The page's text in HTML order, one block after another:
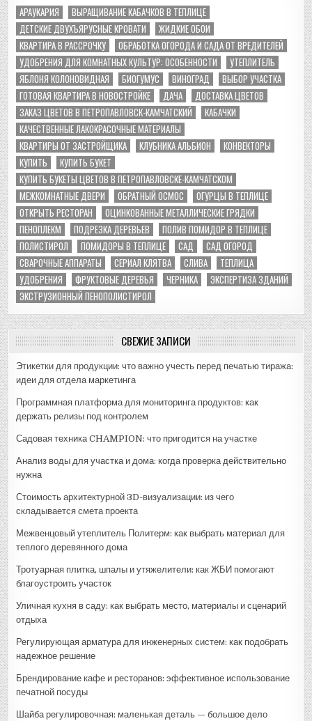
АРАУКАРИЯ
ВЫРАЩИВАНИЕ КАБАЧКОВ В ТЕПЛИЦЕ
ДЕТСКИЕ ДВУХЪЯРУСНЫЕ КРОВАТИ
ЖИДКИЕ ОБОИ
КВАРТИРА В РАССРОЧКУ
ОБРАБОТКА ОГОРОДА И САДА ОТ ВРЕДИТЕЛЕЙ
УДОБРЕНИЯ ДЛЯ КОМНАТНЫХ КУЛЬТУР: ОСОБЕННОСТИ
УТЕПЛИТЕЛЬ
ЯБЛОНЯ КОЛОНОВИДНАЯ
БИОГУМУС ВИНОГРАД
ВЫБОР УЧАСТКА
ГОТОВАЯ КВАРТИРА В НОВОСТРОЙКЕ
ДАЧА
ДОСТАВКА ЦВЕТОВ
ЗАКАЗ ЦВЕТОВ В ПЕТРОПАВЛОВСК-КАМЧАТСКИЙ
КАБАЧКИ
КАЧЕСТВЕННЫЕ ЛАКОКРАСОЧНЫЕ МАТЕРИАЛЫ
КВАРТИРЫ ОТ ЗАСТРОЙЩИКА
КЛУБНИКА АЛЬБИОН
КОНВЕКТОРЫ
КУПИТЬ
КУПИТЬ БУКЕТ
КУПИТЬ БУКЕТЫ ЦВЕТОВ В ПЕТРОПАВЛОВСКЕ-КАМЧАТСКОМ
МЕЖКОМНАТНЫЕ ДВЕРИ
ОБРАТНЫЙ ОСМОС
ОГУРЦЫ В ТЕПЛИЦЕ
ОТКРЫТЬ РЕСТОРАН
ОЦИНКОВАННЫЕ МЕТАЛЛИЧЕСКИЕ ГРЯДКИ
ПЕНОПЛЕКМ
ПОДРЕЗКА ДЕРЕВЬЕВ
ПОЛИВ ПОМИДОР В ТЕПЛИЦЕ
ПОЛИСТИРОЛ
ПОМИДОРЫ В ТЕПЛИЦЕ САД
САД ОГОРОД
СВАРОЧНЫЕ АППАРАТЫ
СЕРИАЛ КЛЯТВА СЛИВА
ТЕПЛИЦА
УДОБРЕНИЯ
ФРУКТОВЫЕ ДЕРЕВЬЯ ЧЕРНИКА
ЭКСПЕРТИЗА ЗДАНИЙ
ЭКСТРУЗИОННЫЙ ПЕНОПОЛИСТИРОЛ
СВЕЖИЕ ЗАПИСИ
Этикетки для продукции: что важно учесть перед печатью тиража:
идеи для отдела маркетинга
Программная платформа для мониторинга продуктов: как
держать релизы под контролем
Садовая техника CHAMPION: что пригодится на участке
Анализ воды для участка и дома: когда проверка действительно
нужна
Стоимость архитектурной 3D-визуализации: из чего
складывается смета проекта
Межвенцовый утеплитель Политерм: как выбрать материал для
теплого деревянного дома
Тротуарная плитка, шпалы и утяжелители: как ЖБИ помогают
благоустроить участок
Уличная кухня в саду: как выбрать место, материалы и сценарий
отдыха
Регулирующая арматура для инженерных систем: как подобрать
надежное решение
Брендирование кафе и ресторанов: эффективное использование
печатной посуды
Шайба регулировочная: маленькая деталь — большое дело